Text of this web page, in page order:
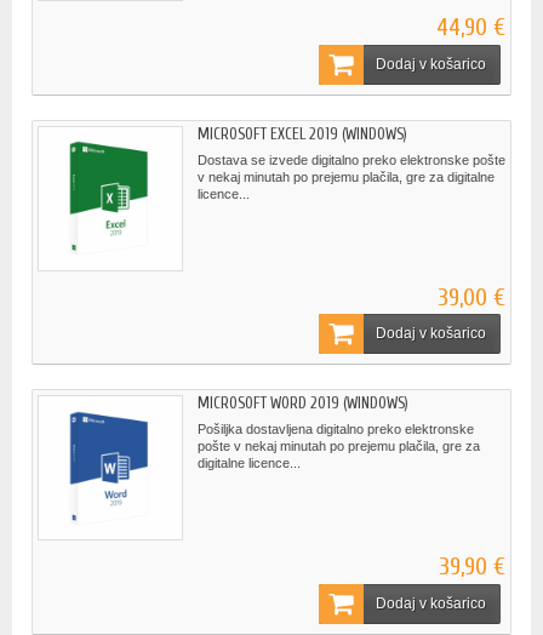
44,90 €
Dodaj v košarico
MICROSOFT EXCEL 2019 (WINDOWS)
Dostava se izvede digitalno preko elektronske pošte
v nekaj minutah po prejemu plačila, gre za digitalne
licence...
39,00 €
Dodaj v košarico
MICROSOFT WORD 2019 (WINDOWS)
Pošiljka dostavljena digitalno preko elektronske
pošte v nekaj minutah po prejemu plačila, gre za
digitalne licence...
39,90 €
Dodaj v košarico